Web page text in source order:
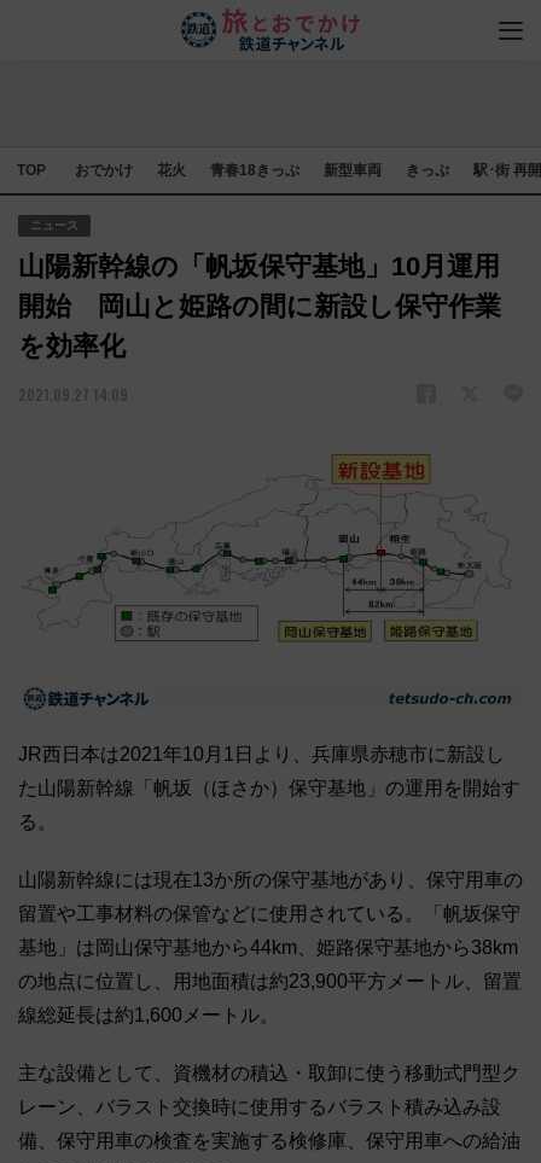
TOP おでかけ 花火 青春18きっぷ 新型車両 きっぷ 駅･街 再
ニュース
山陽新幹線の「帆坂保守基地」10月運用
開始 岡山と姫路の間に新設し保守作業
を効率化
2021.09.27 14:09
JR西日本は2021年10月1日より、兵庫県赤穂市に新設し
た山陽新幹線「帆坂（ほさか）保守基地」の運用を開始す
る。
山陽新幹線には現在13か所の保守基地があり、保守用車の
留置や工事材料の保管などに使用されている。「帆坂保守
基地」は岡山保守基地から44km、姫路保守基地から38km
の地点に位置し、用地面積は約23,900平方メートル、留置
線総延長は約1,600メートル。
主な設備として、資機材の積込・取卸に使う移動式門型ク
レーン、バラスト交換時に使用するバラスト積み込み設
備、保守用車の検査を実施する検修庫、保守用車への給油